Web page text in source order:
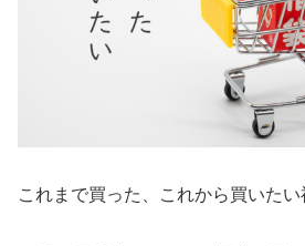
これまで買った、これから買いたい